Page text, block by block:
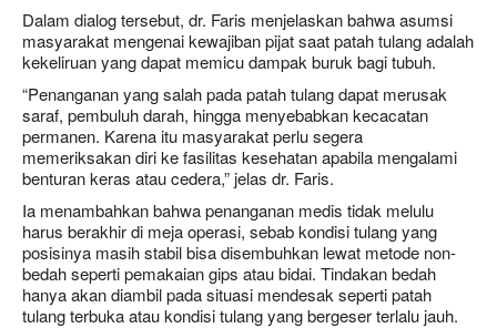
Dalam dialog tersebut, dr. Faris menjelaskan bahwa asumsi
masyarakat mengenai kewajiban pijat saat patah tulang adalah
kekeliruan yang dapat memicu dampak buruk bagi tubuh.
“Penanganan yang salah pada patah tulang dapat merusak
saraf, pembuluh darah, hingga menyebabkan kecacatan
permanen. Karena itu masyarakat perlu segera
memeriksakan diri ke fasilitas kesehatan apabila mengalami
benturan keras atau cedera,” jelas dr. Faris.
Ia menambahkan bahwa penanganan medis tidak melulu
harus berakhir di meja operasi, sebab kondisi tulang yang
posisinya masih stabil bisa disembuhkan lewat metode non-
bedah seperti pemakaian gips atau bidai. Tindakan bedah
hanya akan diambil pada situasi mendesak seperti patah
tulang terbuka atau kondisi tulang yang bergeser terlalu jauh.